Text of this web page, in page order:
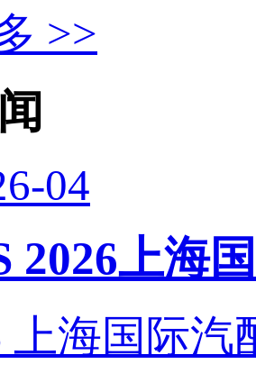
>>
04
2026上海
上海国际